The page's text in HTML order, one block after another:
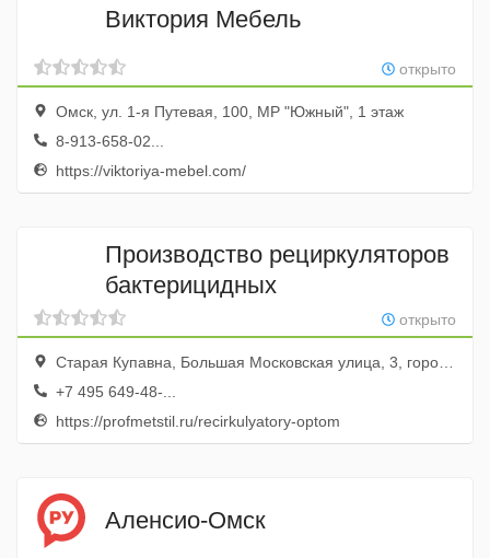
Виктория Мебель
открыто
Омск, ул. 1-я Путевая, 100, МР "Южный", 1 этаж
8-913-658-02...
https://viktoriya-mebel.com/
Производство рециркуляторов
бактерицидных
открыто
Старая Купавна, Большая Московская улица, 3, город Старая Купавна, Московская область, Россия
+7 495 649-48-...
https://profmetstil.ru/recirkulyatory-optom
Аленсио-Омск